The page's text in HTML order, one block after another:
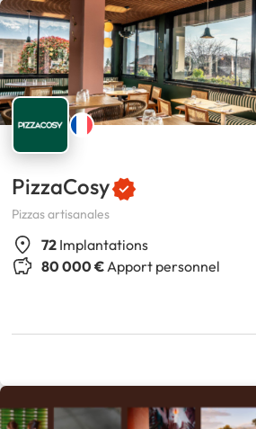
PizzaCosy
Pizzas artisanales
72 Implantations
80 000 € Apport personnel